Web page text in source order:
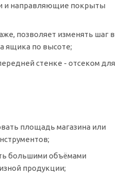
и направляющие покрыты
позволяет изменять шаг в
ящика по высоте;
стенке - отсеком для
площадь магазина или
большими объёмами
продукции;